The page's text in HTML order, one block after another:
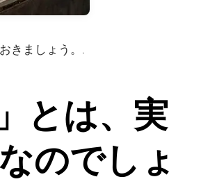
きましょう。.
とは、実
のでしょ